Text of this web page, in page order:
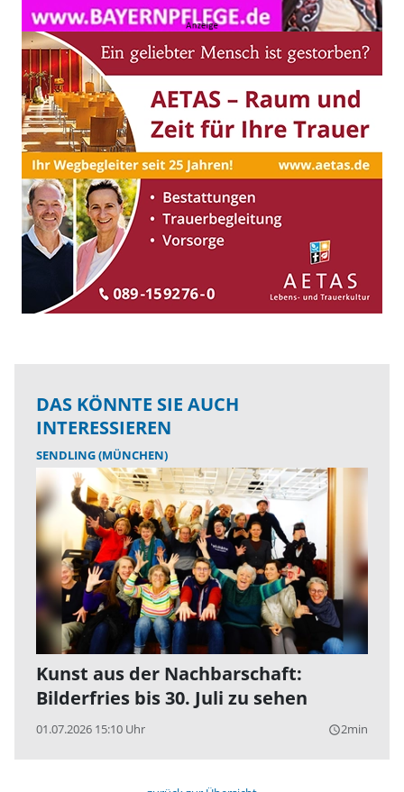
DAS KÖNNTE SIE AUCH
INTERESSIEREN
SENDLING (MÜNCHEN)
Kunst aus der Nachbarschaft:
Bilderfries bis 30. Juli zu sehen
01.07.2026 15:10 Uhr query_builder2min